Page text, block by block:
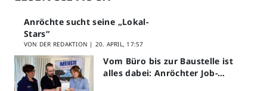
Anröchte sucht seine „Lokal-
Stars“
VON DER REDAKTION | 20. APRIL, 17:57
Vom Büro bis zur Baustelle ist
alles dabei: Anröchter Job-